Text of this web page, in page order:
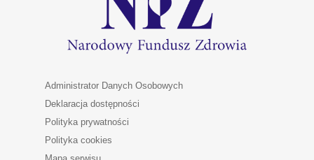
Administrator Danych Osobowych
Deklaracja dostępności
Polityka prywatności
Polityka cookies